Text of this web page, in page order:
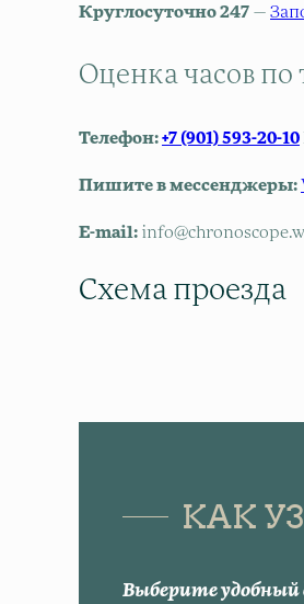
Круглосуточно 247 —
Оценка часов по
Телефон: +7 (901) 593-20-10
Пишите в мессенджеры:
E-mail:
Схема проезда
КАК
Выберите удобный